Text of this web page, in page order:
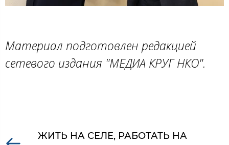
Материал подготовлен редакцией
сетевого издания "МЕДИА КРУГ НКО".
ЖИТЬ НА СЕЛЕ, РАБОТАТЬ НА